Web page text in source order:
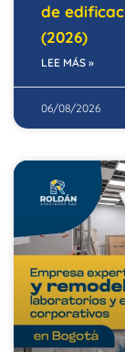
de
(2026)
LEE MÁS »
06/08/2026